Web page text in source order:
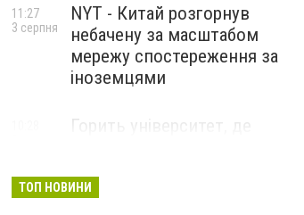
NYT - Китай розгорнув
небачену за масштабом
мережу спостереження за
іноземцями
11:27
3 серпня
Горить університет, де
ТОП НОВИНИ